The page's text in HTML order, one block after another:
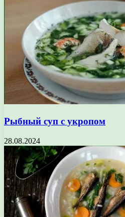
Рыбный суп с укропом
28.08.2024